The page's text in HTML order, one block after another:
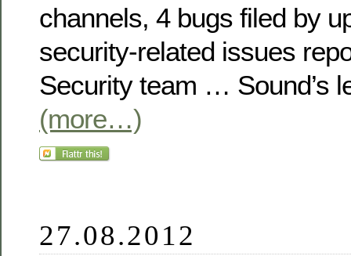
channels, 4 bugs filed by
security-related issues
Security team … Sound’s
(more…)
27.08.2012